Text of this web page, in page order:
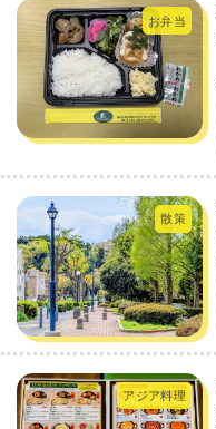
お弁当
散策
アジア料理